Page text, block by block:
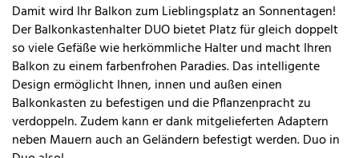
Damit wird Ihr Balkon zum Lieblingsplatz an Sonnentagen!
Der Balkonkastenhalter DUO bietet Platz für gleich doppelt
so viele Gefäße wie herkömmliche Halter und macht Ihren
Balkon zu einem farbenfrohen Paradies. Das intelligente
Design ermöglicht Ihnen, innen und außen einen
Balkonkasten zu befestigen und die Pflanzenpracht zu
verdoppeln. Zudem kann er dank mitgelieferten Adaptern
neben Mauern auch an Geländern befestigt werden. Duo in